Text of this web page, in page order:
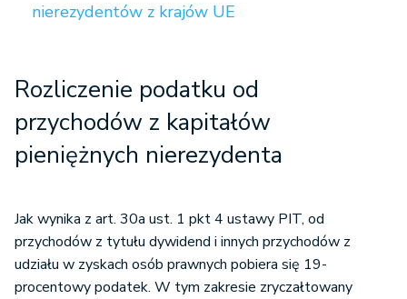
nierezydentów z krajów UE
Rozliczenie podatku od
przychodów z kapitałów
pieniężnych nierezydenta
Jak wynika z art. 30a ust. 1 pkt 4 ustawy PIT, od
przychodów z tytułu dywidend i innych przychodów z
udziału w zyskach osób prawnych pobiera się 19-
procentowy podatek. W tym zakresie zryczałtowany